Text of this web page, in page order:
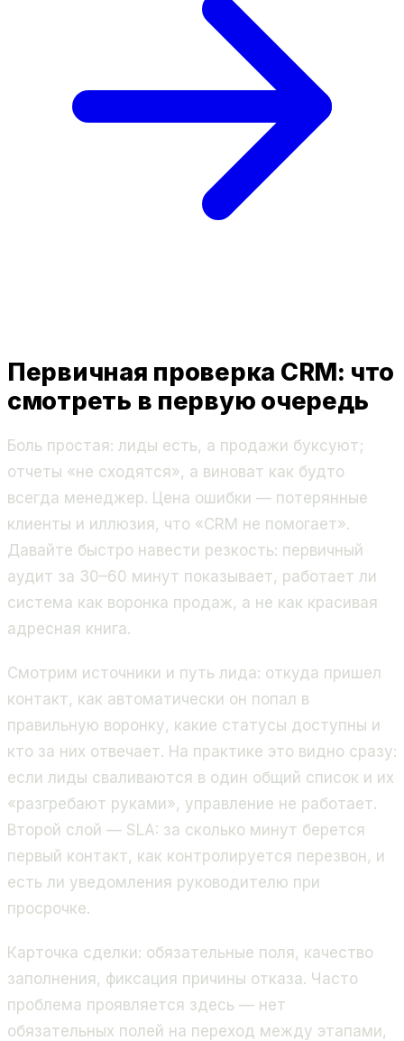
Первичная проверка CRM: что
смотреть в первую очередь
Боль простая: лиды есть, а продажи буксуют;
отчеты «не сходятся», а виноват как будто
всегда менеджер. Цена ошибки — потерянные
клиенты и иллюзия, что «CRM не помогает».
Давайте быстро навести резкость: первичный
аудит за 30–60 минут показывает, работает ли
система как воронка продаж, а не как красивая
адресная книга.
Смотрим источники и путь лида: откуда пришел
контакт, как автоматически он попал в
правильную воронку, какие статусы доступны и
кто за них отвечает. На практике это видно сразу:
если лиды сваливаются в один общий список и их
«разгребают руками», управление не работает.
Второй слой — SLA: за сколько минут берется
первый контакт, как контролируется перезвон, и
есть ли уведомления руководителю при
просрочке.
Карточка сделки: обязательные поля, качество
заполнения, фиксация причины отказа. Часто
проблема проявляется здесь — нет
обязательных полей на переход между этапами,